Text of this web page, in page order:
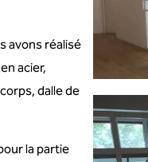
avons réalisé
acier,
dalle de
la partie